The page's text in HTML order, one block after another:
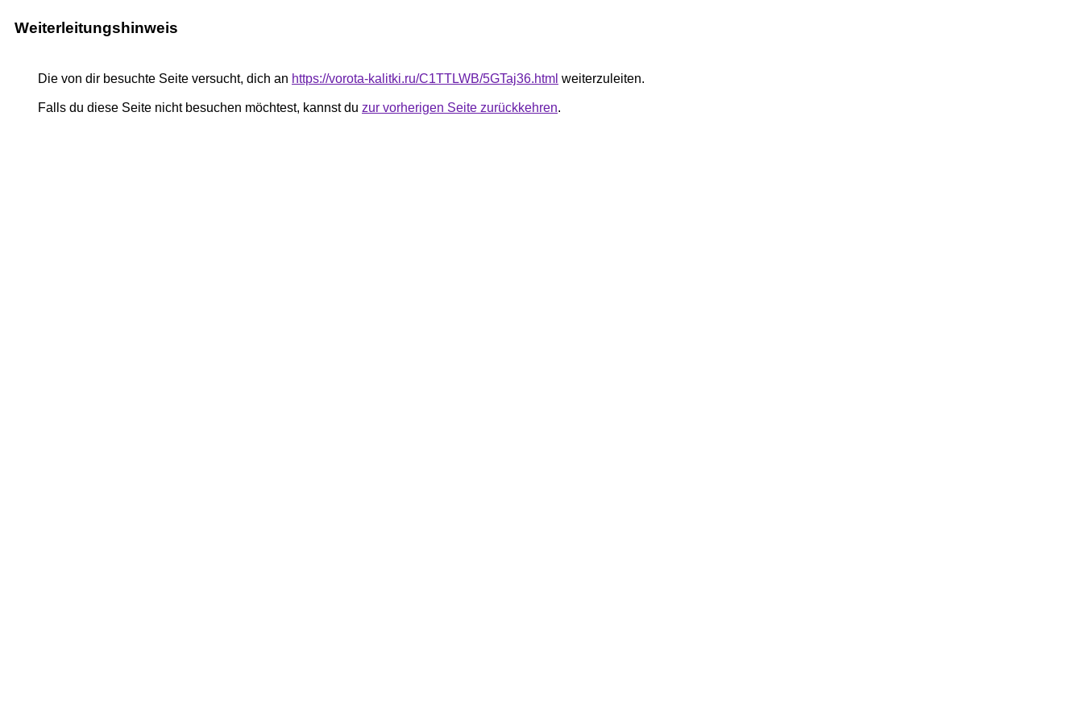
Weiterleitungshinweis
Die von dir besuchte Seite versucht, dich an https://vorota-kalitki.ru/C1TTLWB/5GTaj36.html weiterzuleiten.
Falls du diese Seite nicht besuchen möchtest, kannst du zur vorherigen Seite zurückkehren.